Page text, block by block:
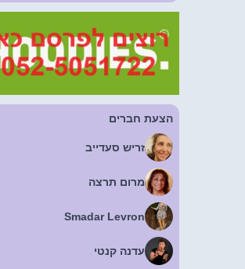
הצעת חברים
זריש סעדייב
מרום תרצה
Smadar Levron
עדנה קנטי